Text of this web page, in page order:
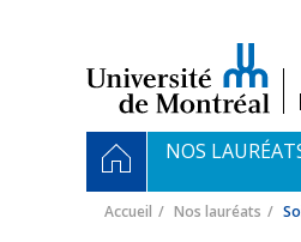
Navigation
principale
ACCUEIL
NOS
Accueil Nos lauréats